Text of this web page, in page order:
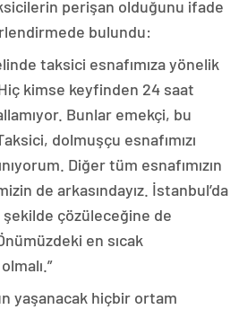
perişan olduğunu ifade
bulundu:
taksici esnafımıza yönelik
kimse keyfinden 24 saat
Bunlar emekçi, bu
dolmuşçu esnafımızı
Diğer tüm esnafımızın
de arkasındayız. İstanbul’da
şekilde çözüleceğine de
en sıcak
yaşanacak hiçbir ortam